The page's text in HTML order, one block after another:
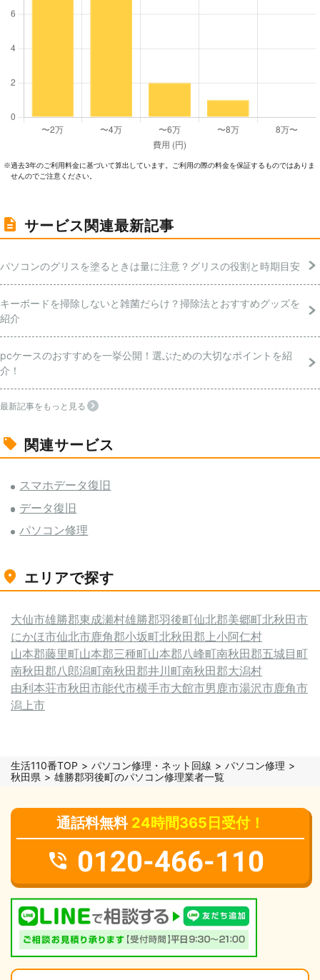
※過去3年のご利⽤料⾦に基づいて算出しています。ご利⽤の際の料⾦を保証するものではありま
せんのでご注意ください。
サービス関連最新記事
パソコンのグリスを塗るときは量に注意？グリスの役割と時期目安
キーボードを掃除しないと雑菌だらけ？掃除法とおすすめグッズを
紹介
pcケースのおすすめを一挙公開！選ぶための大切なポイントを紹
介！
最新記事をもっと見る
関連サービス
スマホデータ復旧
データ復旧
パソコン修理
エリアで探す
大仙市雄勝郡東成瀬村雄勝郡羽後町仙北郡美郷町北秋田市
にかほ市仙北市鹿角郡小坂町北秋田郡上小阿仁村
山本郡藤里町山本郡三種町山本郡八峰町南秋田郡五城目町
南秋田郡八郎潟町南秋田郡井川町南秋田郡大潟村
由利本荘市秋田市能代市横手市大館市男鹿市湯沢市鹿角市
潟上市
生活110番TOP パソコン修理・ネット回線
パソコン修理
秋田県
雄勝郡羽後町のパソコン修理業者一覧
通話料無料 24時間365日受付！
0120-466-110